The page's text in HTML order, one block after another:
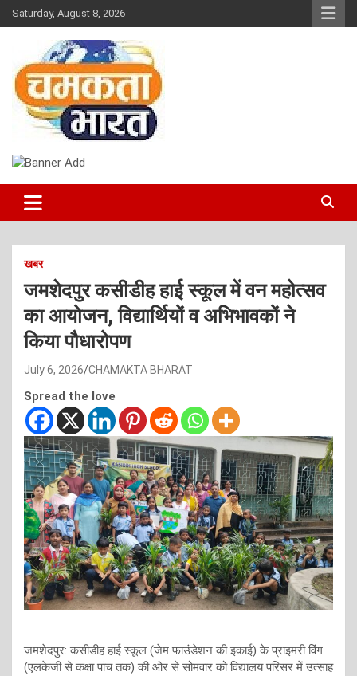
Skip
to
Saturday, August 8, 2026
CHAMAKTA BHARAT
खबर
जमशेदपुर कसीडीह हाई स्कूल में वन महोत्सव
का आयोजन, विद्यार्थियों व अभिभावकों ने
किया पौधारोपण
July 6, 2026 CHAMAKTA BHARAT
Spread the love
जमशेदपुर: कसीडीह हाई स्कूल (जेम फाउंडेशन की इकाई) के प्राइमरी विंग
(एलकेजी से कक्षा पांच तक) की ओर से सोमवार को विद्यालय परिसर में उत्साह